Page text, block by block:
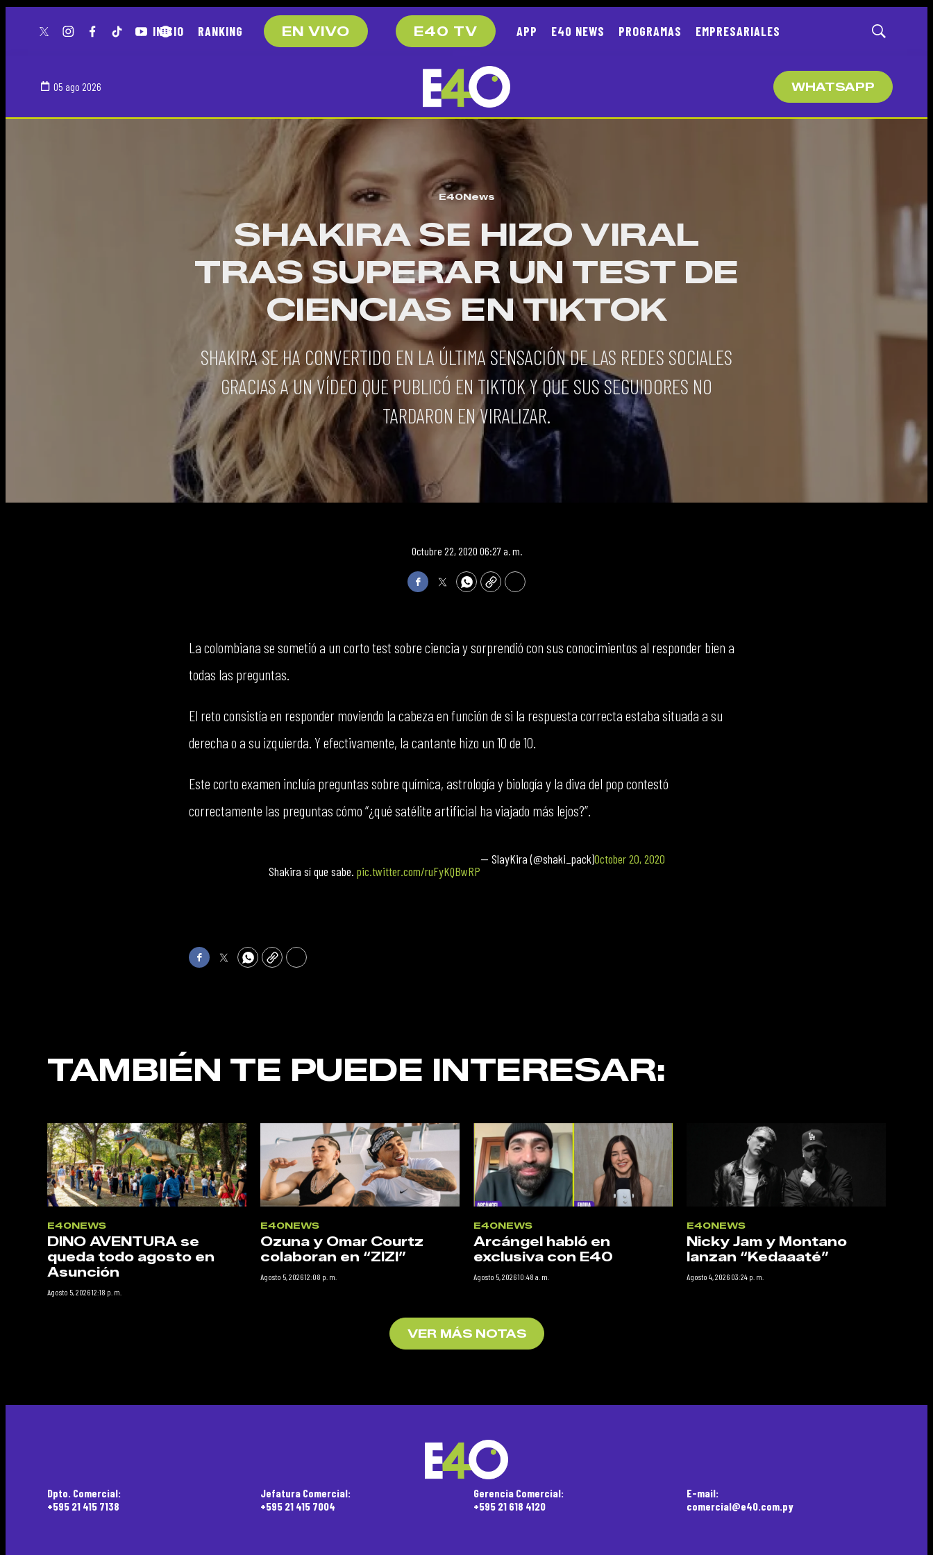
twitterinstagramfacebooktiktokyoutubespotify
INICIO RANKING EN VIVO E40 TV APP E40 NEWS PROGRAMAS EMPRESARIALES
Mostrar
05 ago 2026 WHATSAPP
E40News
SHAKIRA SE HIZO VIRAL
TRAS SUPERAR UN TEST DE
CIENCIAS EN TIKTOK
SHAKIRA SE HA CONVERTIDO EN LA ÚLTIMA SENSACIÓN DE LAS REDES SOCIALES
GRACIAS A UN VÍDEO QUE PUBLICÓ EN TIKTOK Y QUE SUS SEGUIDORES NO
TARDARON EN VIRALIZAR.
Octubre 22, 2020 06:27 a. m.
FacebookTwitterWhatsApp
Copy Print
La colombiana se sometió a un corto test sobre ciencia y sorprendió con sus conocimientos al responder bien a
todas las preguntas.
El reto consistía en responder moviendo la cabeza en función de si la respuesta correcta estaba situada a su
derecha o a su izquierda. Y efectivamente, la cantante hizo un 10 de 10.
Este corto examen incluía preguntas sobre química, astrología y biología y la diva del pop contestó
correctamente las preguntas cómo “¿qué satélite artificial ha viajado más lejos?”.
Shakira sí que sabe. pic.twitter.com/ruFyKQBwRP
— SlayKira (@shaki_pack)October 20, 2020
FacebookTwitterWhatsApp
Copy Print
TAMBIÉN TE PUEDE INTERESAR:
E40NEWS
DINO AVENTURA se
queda todo agosto en
Asunción
Agosto 5, 2026 12:18 p. m.
E40NEWS
Ozuna y Omar Courtz
colaboran en “ZIZI”
Agosto 5, 2026 12:08 p. m.
E40NEWS
Arcángel habló en
exclusiva con E40
Agosto 5, 2026 10:48 a. m.
E40NEWS
Nicky Jam y Montano
lanzan “Kedaaaté”
Agosto 4, 2026 03:24 p. m.
VER MÁS NOTAS
Dpto. Comercial:
+595 21 415 7138
Jefatura Comercial:
+595 21 415 7004
Gerencia Comercial:
+595 21 618 4120
E-mail:
comercial@e40.com.py